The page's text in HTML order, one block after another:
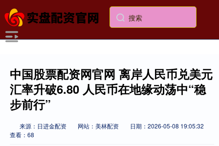
中国股票配资网官网 离岸人民币兑美元
汇率升破6.80 人民币在地缘动荡中“稳
步前行”
来源：日进金配资 网站：美林配资
日期：2026-05-08 19:05:32
查看：68